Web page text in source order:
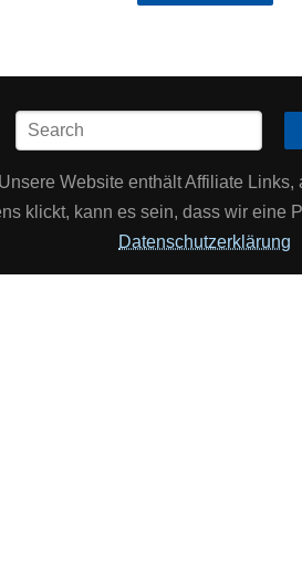
Unsere Website enthält Affiliate
klickt, kann es sein, dass wir eine
Datenschutzerklärung